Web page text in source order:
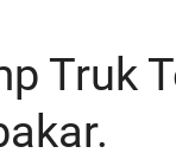
Truk